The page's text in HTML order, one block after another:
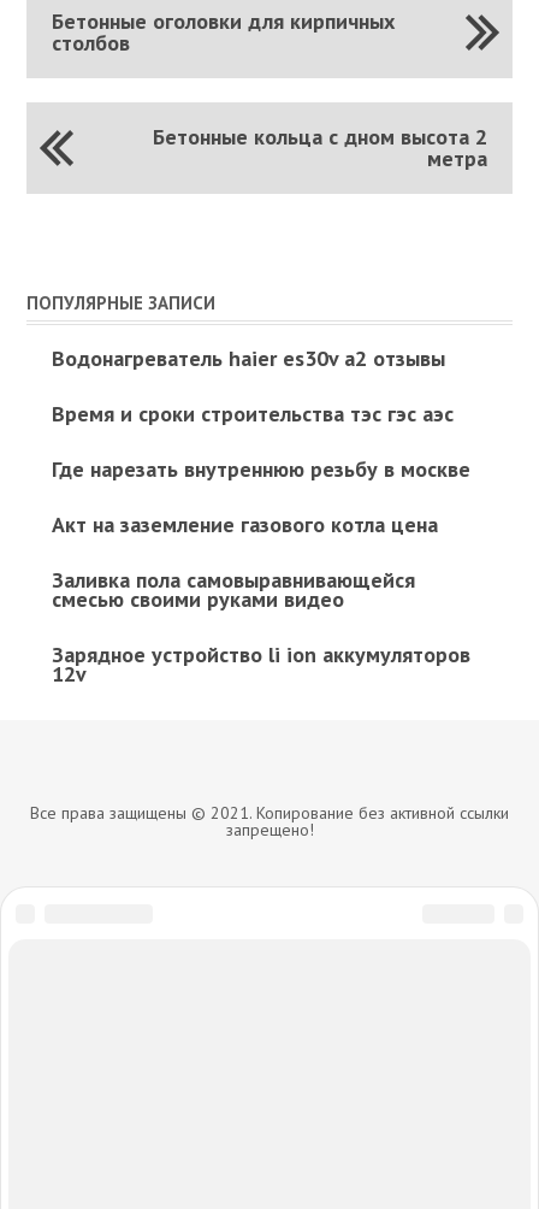
Бетонные оголовки для кирпичных
столбов
Бетонные кольца с дном высота 2
метра
ПОПУЛЯРНЫЕ ЗАПИСИ
Водонагреватель haier es30v a2 отзывы
Время и сроки строительства тэс гэс аэс
Где нарезать внутреннюю резьбу в москве
Акт на заземление газового котла цена
Заливка пола самовыравнивающейся
смесью своими руками видео
Зарядное устройство li ion аккумуляторов
12v
Все права защищены © 2021. Копирование без активной ссылки
запрещено!